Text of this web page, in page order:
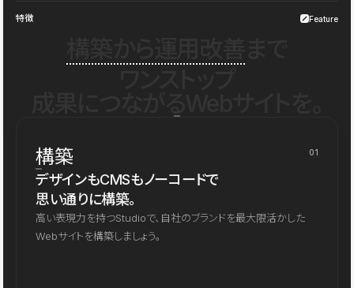
特徴 Feature
構築 01
デザインもCMSもノーコードで
思い通りに構築。
高い表現力を持つStudioで、自社のブランドを最大限活かした
Webサイトを構築しましょう。